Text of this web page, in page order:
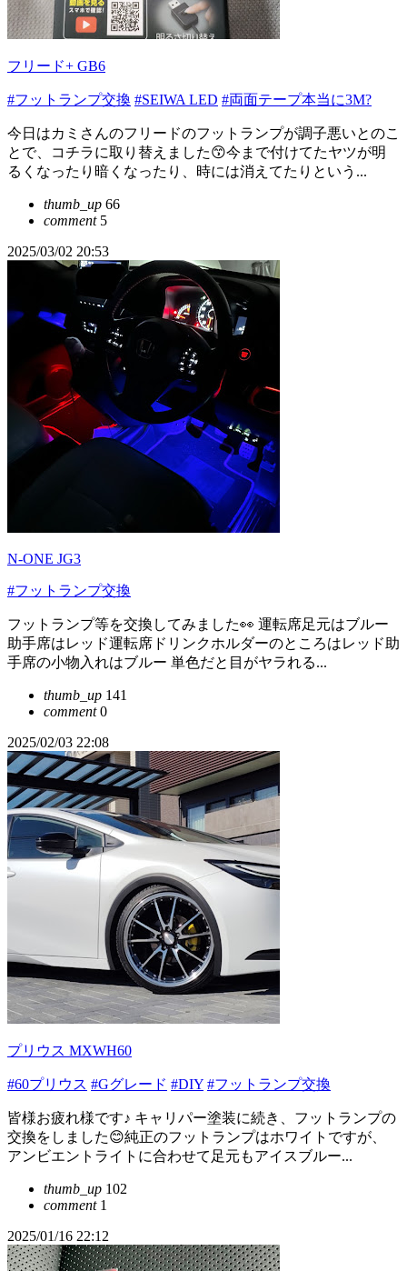
フリード+ GB6
#フットランプ交換 #SEIWA LED #両面テープ本当に3M?
今日はカミさんのフリードのフットランプが調子悪いとのこ
とで、コチラに取り替えました😙今まで付けてたヤツが明
るくなったり暗くなったり、時には消えてたりという...
thumb_up 66
comment5
2025/03/02 20:53
N-ONE JG3
#フットランプ交換
フットランプ等を交換してみました👀 運転席足元はブルー
助手席はレッド運転席ドリンクホルダーのところはレッド助
手席の小物入れはブルー 単色だと目がヤラれる...
thumb_up 141
comment0
2025/02/03 22:08
プリウス MXWH60
#60プリウス #Gグレード #DIY #フットランプ交換
皆様お疲れ様です♪ キャリパー塗装に続き、フットランプの
交換をしました😊純正のフットランプはホワイトですが、
アンビエントライトに合わせて足元もアイスブルー...
thumb_up 102
comment1
2025/01/16 22:12